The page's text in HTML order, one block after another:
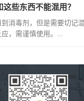
些东西不能混用？
消毒剂，但是需要切记
，需谨慎使用。...